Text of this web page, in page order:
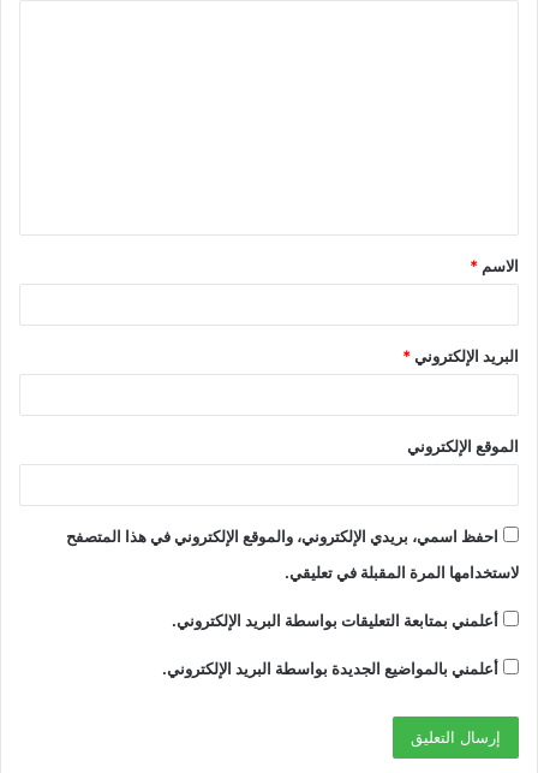
ق
*
الاسم *
البريد الإلكتروني*
الموقع الإلكتروني
احفظ اسمي، بريدي الإلكتروني، والموقع الإلكتروني في هذا المتصفح
لاستخدامها المرة المقبلة في تعليقي.
أعلمني بمتابعة التعليقات بواسطة البريد الإلكتروني.
أعلمني بالمواضيع الجديدة بواسطة البريد الإلكتروني.